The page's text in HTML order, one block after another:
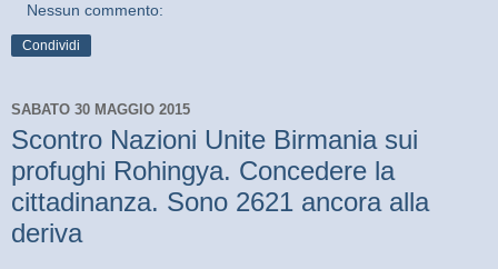
Nessun commento:
Condividi
SABATO 30 MAGGIO 2015
Scontro Nazioni Unite Birmania sui
profughi Rohingya. Concedere la
cittadinanza. Sono 2621 ancora alla
deriva